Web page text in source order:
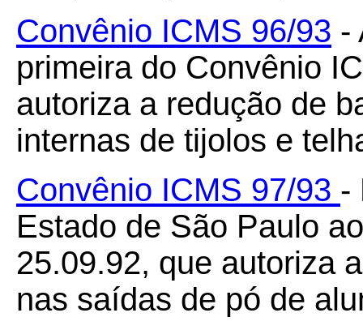
Convênio ICMS 96/93 -
primeira do Convênio
autoriza a redução de
internas de tijolos e
Convênio ICMS 97/93 -
Estado de São Paulo
25.09.92, que autoriza
nas saídas de pó de